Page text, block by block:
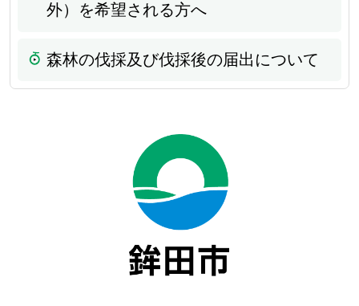
外）を希望される方へ
森林の伐採及び伐採後の届出について